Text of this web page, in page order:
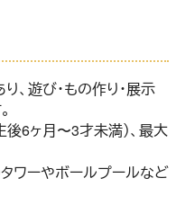
、遊び・もの作り・展示
6ヶ月〜3才未満）、最大
ワーやボールプールなど